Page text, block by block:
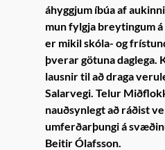
áhyggjum íbúa af
mun fylgja breytingum
er mikil skóla- og
þverar götuna daglega.
lausnir til að draga
Salarvegi. Telur
nauðsynlegt að ráðist
umferðarþungi á
Beitir Ólafsson.